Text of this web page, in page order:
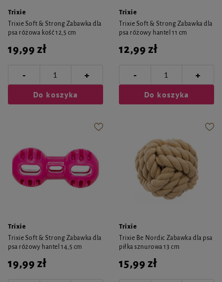
Trixie
Trixie Soft & Strong Zabawka dla
psa różowa kość 12,5 cm
19,99 zł
- +
Do koszyka
Trixie
Trixie Soft & Strong Zabawka dla
psa różowy hantel 11 cm
12,99 zł
- +
Do koszyka
Trixie
Trixie Soft & Strong Zabawka dla
psa różowy hantel 14,5 cm
19,99 zł
Trixie
Trixie Be Nordic Zabawka dla psa
piłka sznurowa 13 cm
15,99 zł